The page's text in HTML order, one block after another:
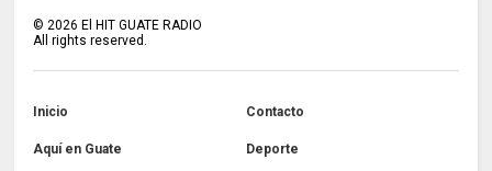
©2026 El HIT GUATE RADIO
All rights reserved.
Inicio Contacto
Aquí en Guate Deporte